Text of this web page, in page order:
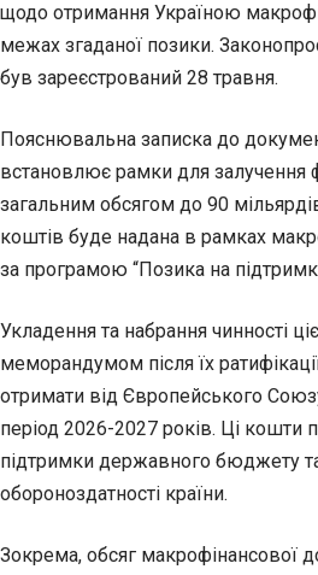
щодо отримання Україною
межах згаданої позики.
був зареєстрований 28 травня.
Пояснювальна записка до
встановлює рамки для залучення
загальним обсягом до 90
коштів буде надана в рамках
за програмою “Позика на
Укладення та набрання чинності
меморандумом після їх
отримати від Європейського
період 2026-2027 років. Ці кошти
підтримки державного бюджету
обороноздатності країни.
Зокрема, обсяг макрофінансової